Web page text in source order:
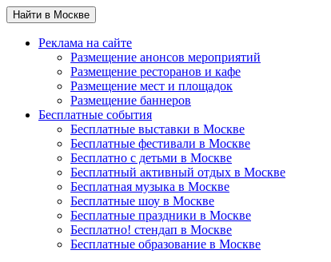
Найти в Москве
Реклама на сайте
Размещение анонсов мероприятий
Размещение ресторанов и кафе
Размещение мест и площадок
Размещение баннеров
Бесплатные события
Бесплатные выставки в Москве
Бесплатные фестивали в Москве
Бесплатно с детьми в Москве
Бесплатный активный отдых в Москве
Бесплатная музыка в Москве
Бесплатные шоу в Москве
Бесплатные праздники в Москве
Бесплатно! стендап в Москве
Бесплатные образование в Москве